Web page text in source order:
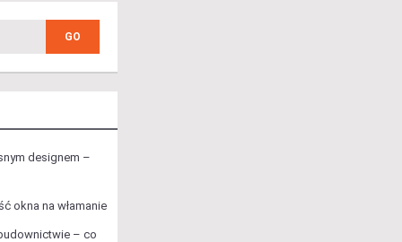
designem –
okna na włamanie
– co